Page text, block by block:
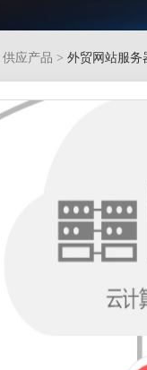
供应产品 > 外贸网站服务